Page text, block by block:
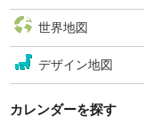
世界地図
デザイン地図
カレンダーを探す